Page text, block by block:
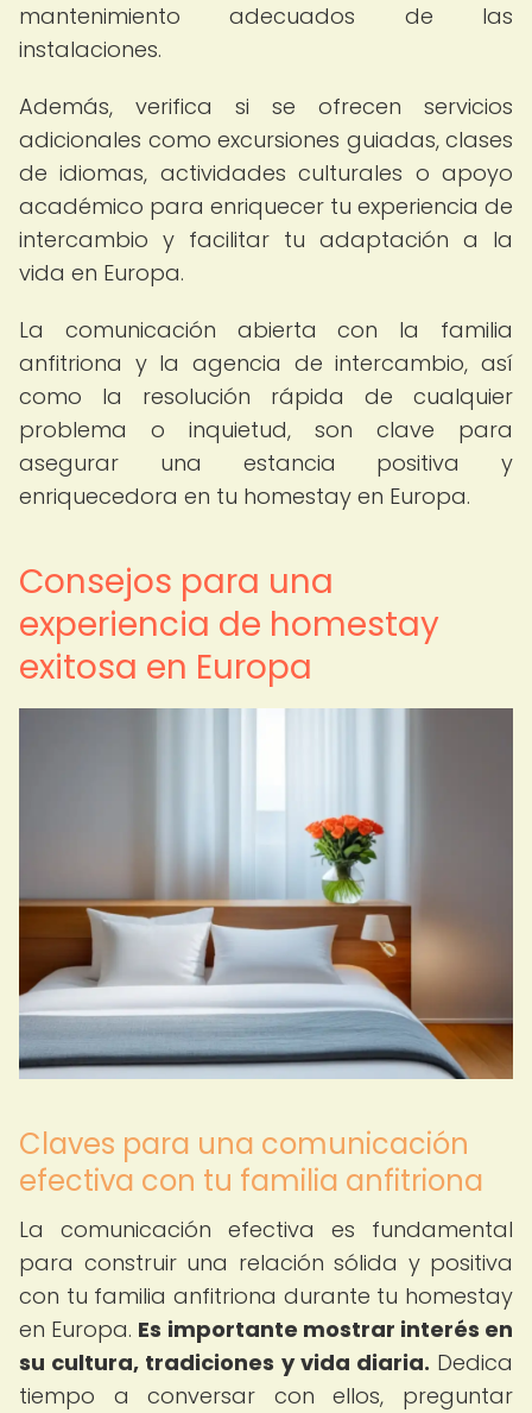
mantenimiento adecuados de las
instalaciones.
Además, verifica si se ofrecen servicios
adicionales como excursiones guiadas, clases
de idiomas, actividades culturales o apoyo
académico para enriquecer tu experiencia de
intercambio y facilitar tu adaptación a la
vida en Europa.
La comunicación abierta con la familia
anfitriona y la agencia de intercambio, así
como la resolución rápida de cualquier
problema o inquietud, son clave para
asegurar una estancia positiva y
enriquecedora en tu homestay en Europa.
Consejos para una
experiencia de homestay
exitosa en Europa
Claves para una comunicación
efectiva con tu familia anfitriona
La comunicación efectiva es fundamental
para construir una relación sólida y positiva
con tu familia anfitriona durante tu homestay
en Europa. Es importante mostrar interés en
su cultura, tradiciones y vida diaria. Dedica
tiempo a conversar con ellos, preguntar